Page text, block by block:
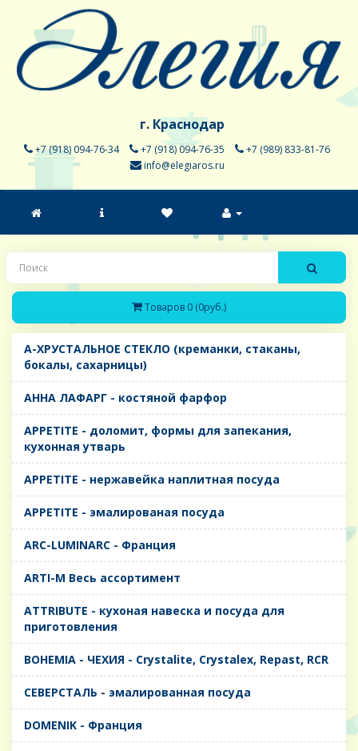
г. Краснодар
+7 (918) 094-76-34 +7 (918) 094-76-35
+7 (989) 833-81-76
info@elegiaros.ru
Товаров 0 (0руб.)
A-ХРУСТАЛЬНОЕ СТЕКЛО (креманки, стаканы,
бокалы, сахарницы)
AHHA ЛАФАРГ - костяной фарфор
APPETITE - доломит, формы для запекания,
кухонная утварь
APPETITE - нержавейка наплитная посуда
APPETITE - эмалированая посуда
ARC-LUMINARC - Франция
ARTI-M Весь ассортимент
ATTRIBUTE - кухоная навеска и посуда для
приготовления
BOHEMIA - ЧЕХИЯ - Crystalite, Crystalex, Repast, RCR
CЕВЕРСТАЛЬ - эмалированная посуда
DOMENIK - Франция